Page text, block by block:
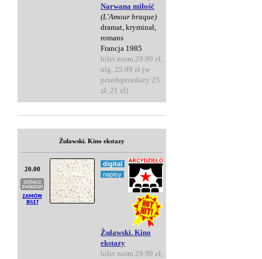
Narwana miłość
(L'Amour braque)
dramat, kryminał,
romans
Francja 1985
bilet norm.29.99 zł,
ulg. 25.99 zł (w
przedsprzedaży 25
zł, 21 zł)
Żuławski. Kino ekstazy
20.00
digital
napisy
Żuławski. Kino
ekstazy
bilet norm.29.99 zł,